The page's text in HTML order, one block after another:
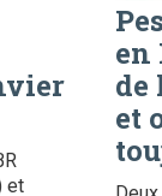
et
en
de
et